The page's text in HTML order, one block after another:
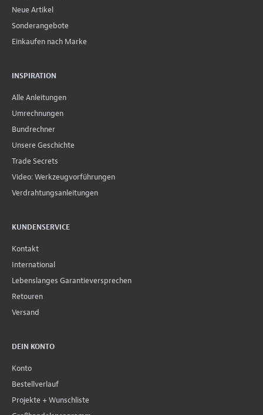
Neue Artikel
Sonderangebote
Einkaufen nach Marke
INSPIRATION
Alle Anleitungen
Umrechnungen
Bundrechner
Unsere Geschichte
Trade Secrets
Video: Werkzeugvorführungen
Verdrahtungsanleitungen
KUNDENSERVICE
Kontakt
International
Lebenslanges Garantieversprechen
Retouren
Versand
DEIN KONTO
Konto
Bestellverlauf
Projekte + Wunschliste